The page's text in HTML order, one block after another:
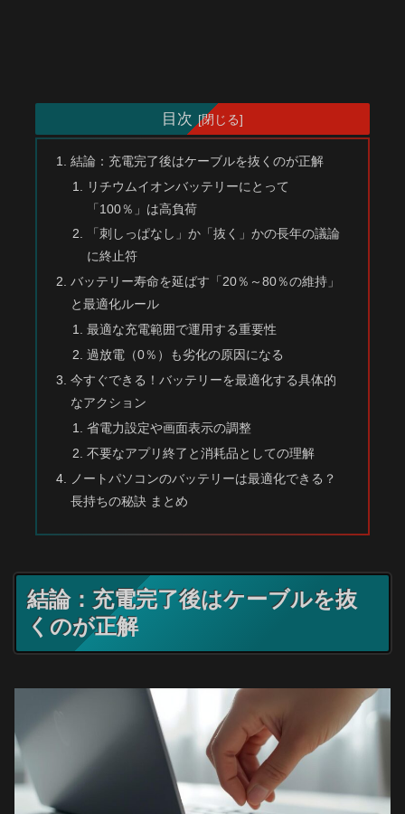
目次
結論：充電完了後はケーブルを抜くのが正解
リチウムイオンバッテリーにとって
「100％」は高負荷
「刺しっぱなし」か「抜く」かの長年の議論
に終止符
バッテリー寿命を延ばす「20％～80％の維持」
と最適化ルール
最適な充電範囲で運用する重要性
過放電（0％）も劣化の原因になる
今すぐできる！バッテリーを最適化する具体的
なアクション
省電力設定や画面表示の調整
不要なアプリ終了と消耗品としての理解
ノートパソコンのバッテリーは最適化できる？
長持ちの秘訣 まとめ
結論：充電完了後はケーブルを抜
くのが正解